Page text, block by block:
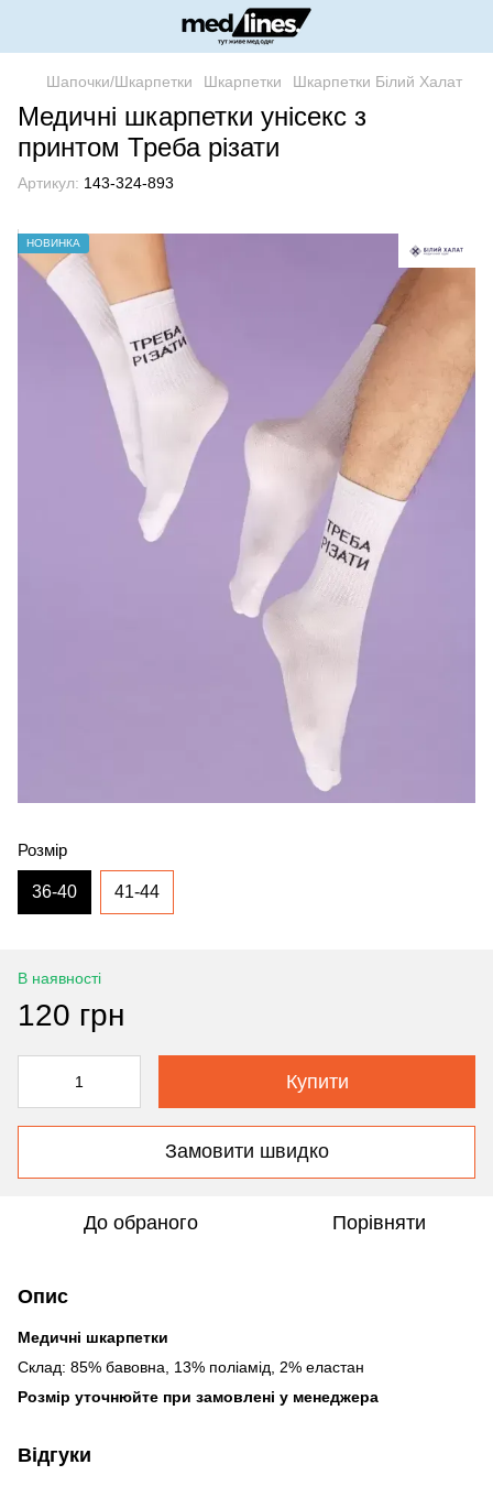
Шапочки/Шкарпетки Шкарпетки Шкарпетки Білий Халат
Медичні шкарпетки унісекс з
принтом Треба різати
Артикул: 143-324-893
НОВИНКА
Розмір
36-40 41-44
В наявності
120 грн
Купити
Замовити швидко
До обраного Порівняти
Опис
Медичні шкарпетки
Склад: 85% бавовна, 13% поліамід, 2% еластан
Розмір уточнюйте при замовлені у менеджера
Відгуки